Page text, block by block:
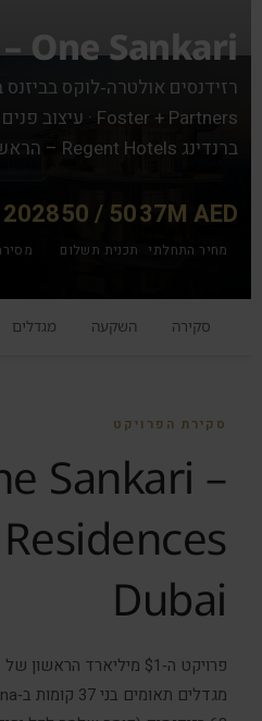
One Sankari –
רזידנסים אולטרה‑לוקס בביזנס
ברנדינג Regent Hotels – הראשון מסוגו בעולם
37M AED
מחיר התחלתי
50 / 50
תכנית תשלום
סקירה השקעה מגדלים
סקירת הפרויקט
Sankari –
Dubai